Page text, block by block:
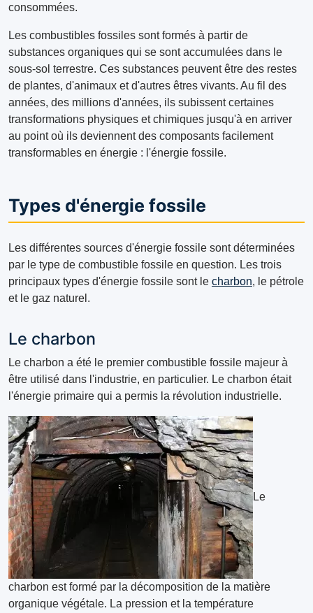
consommées.
Les combustibles fossiles sont formés à partir de
substances organiques qui se sont accumulées dans le
sous-sol terrestre. Ces substances peuvent être des restes
de plantes, d'animaux et d'autres êtres vivants. Au fil des
années, des millions d'années, ils subissent certaines
transformations physiques et chimiques jusqu'à en arriver
au point où ils deviennent des composants facilement
transformables en énergie : l'énergie fossile.
Types d'énergie fossile
Les différentes sources d'énergie fossile sont déterminées
par le type de combustible fossile en question. Les trois
principaux types d'énergie fossile sont le charbon, le pétrole
et le gaz naturel.
Le charbon
Le charbon a été le premier combustible fossile majeur à
être utilisé dans l'industrie, en particulier. Le charbon était
l'énergie primaire qui a permis la révolution industrielle.
Le
charbon est formé par la décomposition de la matière
organique végétale. La pression et la température